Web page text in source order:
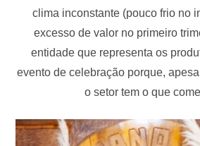
clima inconstante (pouco frio no
excesso de valor no primeiro
entidade que representa os
evento de celebração porque,
o setor tem o que